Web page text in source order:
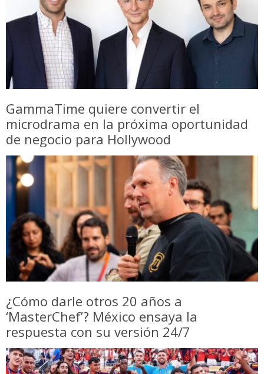
GammaTime quiere convertir el
microdrama en la próxima oportunidad
de negocio para Hollywood
¿Cómo darle otros 20 años a
‘MasterChef’? México ensaya la
respuesta con su versión 24/7